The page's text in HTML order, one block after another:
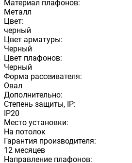
Материал плафонов:
Металл
Цвет:
черный
Цвет арматуры:
Черный
Цвет плафонов:
Черный
Форма рассеивателя:
Овал
Дополнительно:
Степень защиты, IP:
IP20
Место установки:
На потолок
Гарантия производителя:
12 месяцев
Направление плафонов: